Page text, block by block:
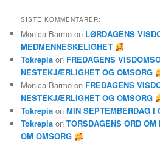
SISTE KOMMENTARER:
Monica Barmo on LØRDAGENS
MEDMENNESKELIGHET
Tokrepia on FREDAGENS
NESTEKJÆRLIGHET OG OMSORG
Monica Barmo on FREDAGENS
NESTEKJÆRLIGHET OG OMSORG
Tokrepia onMIN SEPTEMBERDAG I
Tokrepia onTORSDAGENS ORD
OM OMSORG